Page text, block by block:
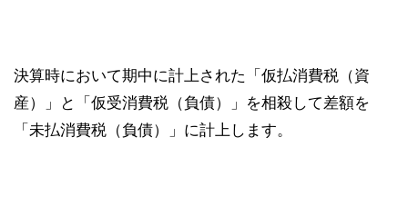
決算時において期中に計上された「仮払消費税（資
産）」と「仮受消費税（負債）」を相殺して差額を
「未払消費税（負債）」に計上します。